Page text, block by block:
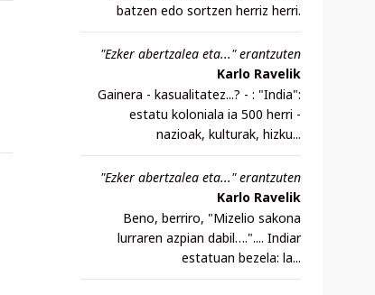
batzen edo sortzen herriz herri.
"Ezker abertzalea eta..." erantzuten
Karlo Ravelik
Gainera - kasualitatez...? - : "India":
estatu koloniala ia 500 herri -
nazioak, kulturak, hizku...
"Ezker abertzalea eta..." erantzuten
Karlo Ravelik
Beno, berriro, "Mizelio sakona
lurraren azpian dabil….".... Indiar
estatuan bezela: la...